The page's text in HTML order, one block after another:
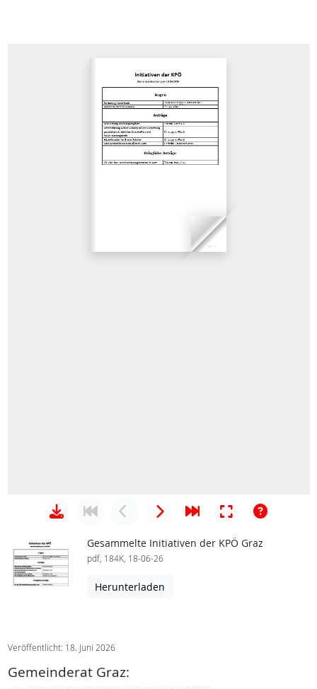
Gesammelte Initiativen der KPÖ Graz
pdf, 184K, 18-06-26
Herunterladen
Veröffentlicht: 18. Juni 2026
Gemeinderat Graz: